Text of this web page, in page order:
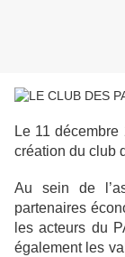
Le 11
création du club
Au sein de
partenaires
les acteurs du
également les